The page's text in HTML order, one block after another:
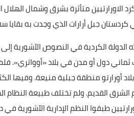
الاورارتيين متأثرة بشرق وشمال
جبل أرارات الذي وجدت به بقايا
ثماني دول أو مدن في بلاد
أورارتو منطقة جبلية منيعة. وفيها
القديم. ولم تختلف طبيعة النظام
طبقوا النظم الإدارية